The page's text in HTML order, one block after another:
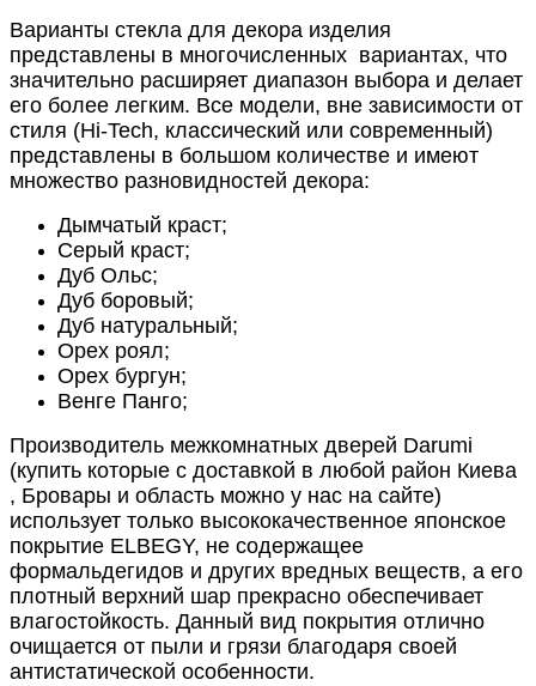
Варианты стекла для декора изделия
представлены в многочисленных вариантах, что
значительно расширяет диапазон выбора и делает
его более легким. Все модели, вне зависимости от
стиля (Hi-Tech, классический или современный)
представлены в большом количестве и имеют
множество разновидностей декора:
Дымчатый краст;
Серый краст;
Дуб Ольс;
Дуб боровый;
Дуб натуральный;
Орех роял;
Орех бургун;
Венге Панго;
Производитель межкомнатных дверей Darumi
(купить которые с доставкой в любой район Киева
, Бровары и область можно у нас на сайте)
использует только высококачественное японское
покрытие ELBEGY, не содержащее
формальдегидов и других вредных веществ, а его
плотный верхний шар прекрасно обеспечивает
влагостойкость. Данный вид покрытия отлично
очищается от пыли и грязи благодаря своей
антистатической особенности.